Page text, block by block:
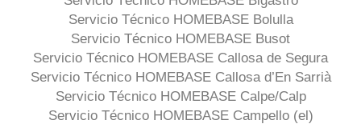
Servicio Técnico HOMEBASE Bolulla
Servicio Técnico HOMEBASE Busot
Servicio Técnico HOMEBASE Callosa de Segura
Servicio Técnico HOMEBASE Callosa d’En Sarrià
Servicio Técnico HOMEBASE Calpe/Calp
Servicio Técnico HOMEBASE Campello (el)